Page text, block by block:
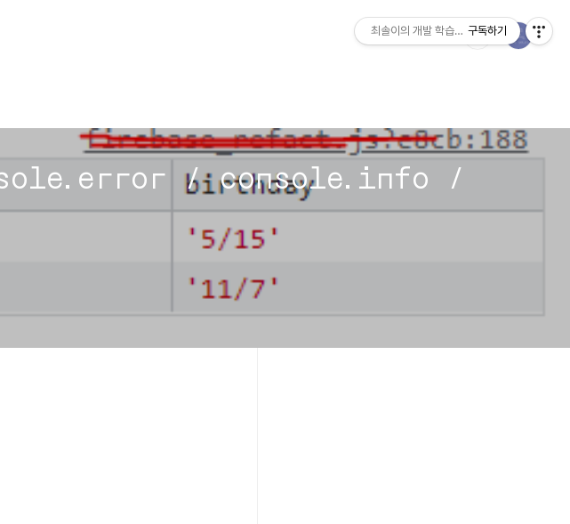
/ console.info /
최솔이의 개발 학습일지구독하기